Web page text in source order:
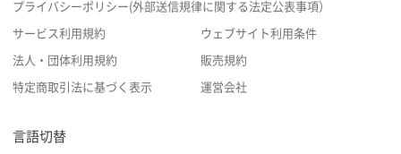
プライバシーポリシー(外部送信規律に関する法定公表事項）
サービス利用規約 ウェブサイト利用条件
法人・団体利用規約 販売規約
特定商取引法に基づく表示 運営会社
言語切替